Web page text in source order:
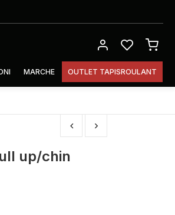
MARCHE OUTLET TAPISROULANT
up/chin